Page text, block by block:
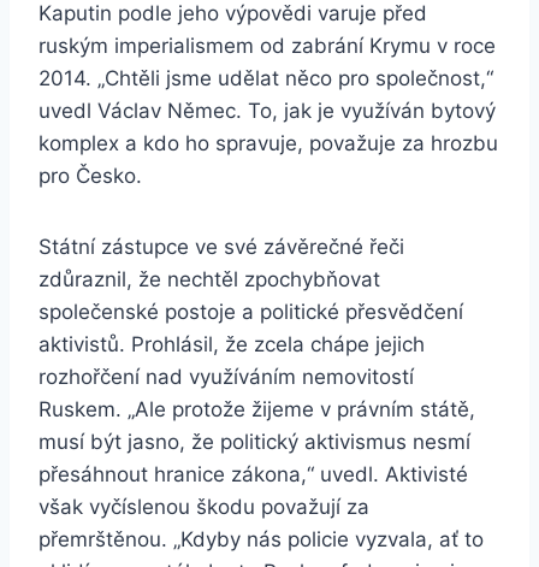
Kaputin podle jeho výpovědi varuje před
ruským imperialismem od zabrání Krymu v roce
2014. „Chtěli jsme udělat něco pro společnost,“
uvedl Václav Němec. To, jak je využíván bytový
komplex a kdo ho spravuje, považuje za hrozbu
pro Česko.
Státní zástupce ve své závěrečné řeči
zdůraznil, že nechtěl zpochybňovat
společenské postoje a politické přesvědčení
aktivistů. Prohlásil, že zcela chápe jejich
rozhořčení nad využíváním nemovitostí
Ruskem. „Ale protože žijeme v právním státě,
musí být jasno, že politický aktivismus nesmí
přesáhnout hranice zákona,“ uvedl. Aktivisté
však vyčíslenou škodu považují za
přemrštěnou. „Kdyby nás policie vyzvala, ať to